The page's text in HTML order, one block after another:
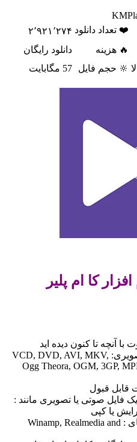
❤️ تعداد دانلود ۲٬۹۲۱٬۲۷۴
🔥 هزینه
دانلود رایگان
🔆 حجم فایل 57 مگابایت
کا ام پلیر
آنچه تا کنون دیده اید
- پشتیبانی از فرمتهای صوتی و تصویری: VCD, DVD, AVI, MKV,
Ogg Theora, OGM, 3GP,
قابل قبول
فایل صوتی یا تصویری مانند :
یا کپی
- هماهنگی و پشتیبانی از برنامه های : Winamp, Realmedia and